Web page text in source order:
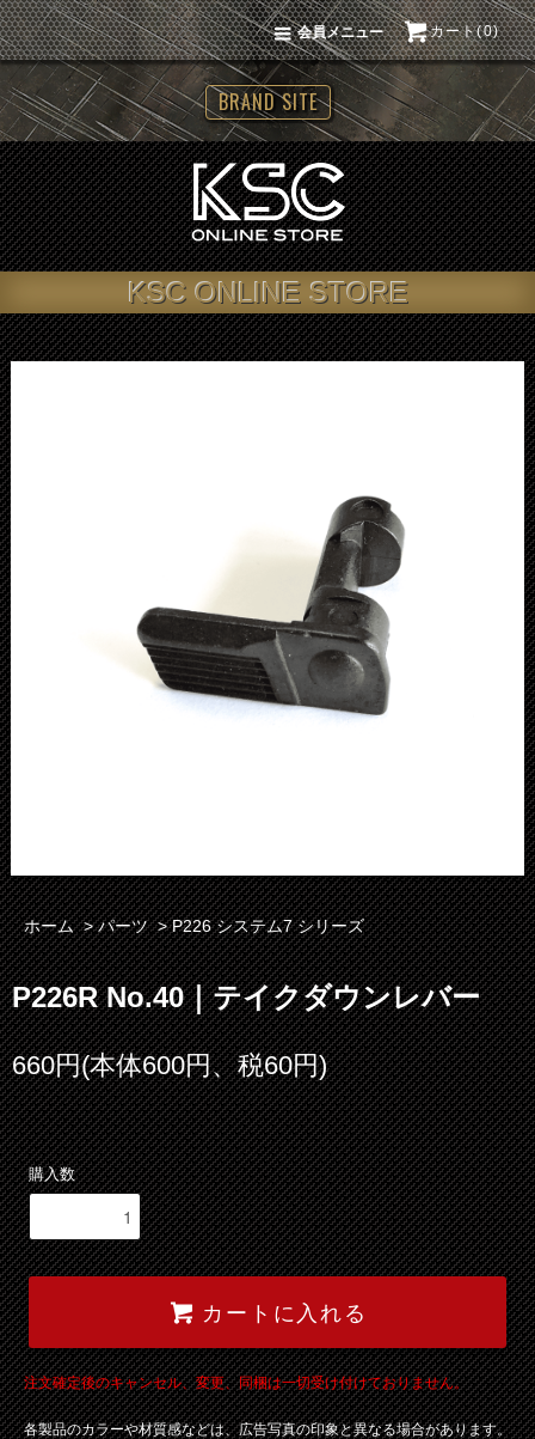
カート(0)
会員メニュー
BRAND SITE
KSC ONLINE STORE
ホーム >パーツ >P226 システム7 シリーズ
P226R No.40｜テイクダウンレバー
660円(本体600円、税60円)
購入数
カートに入れる
注文確定後のキャンセル、変更、同梱は一切受け付けておりません。
各製品のカラーや材質感などは、広告写真の印象と異なる場合があります。